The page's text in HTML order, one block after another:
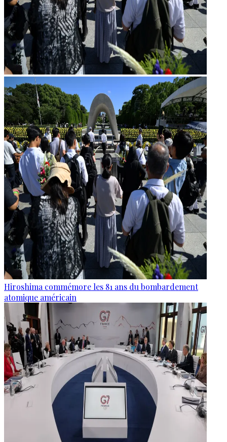
Hiroshima commémore les 81 ans du bombardement
atomique américain